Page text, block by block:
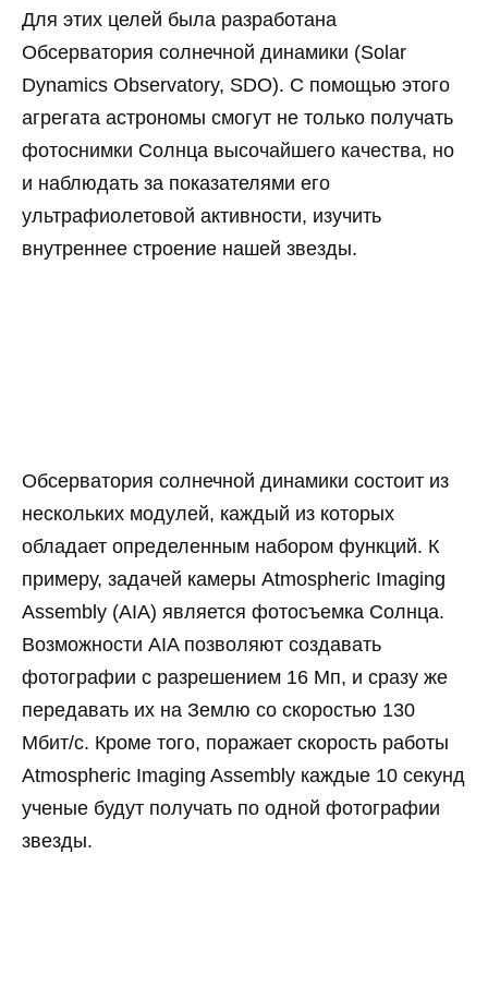
Для этих целей была разработана
Обсерватория солнечной динамики (Solar
Dynamics Observatory, SDO). С помощью этого
агрегата астрономы смогут не только получать
фотоснимки Солнца высочайшего качества, но
и наблюдать за показателями его
ультрафиолетовой активности, изучить
внутреннее строение нашей звезды.
Обсерватория солнечной динамики состоит из
нескольких модулей, каждый из которых
обладает определенным набором функций. К
примеру, задачей камеры Atmospheric Imaging
Assembly (AIA) является фотосъемка Солнца.
Возможности AIA позволяют создавать
фотографии с разрешением 16 Мп, и сразу же
передавать их на Землю со скоростью 130
Мбит/с. Кроме того, поражает скорость работы
Atmospheric Imaging Assembly каждые 10 секунд
ученые будут получать по одной фотографии
звезды.